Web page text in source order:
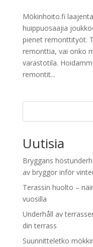
Mökinhoito.fi
huippuosaajia
pienet remonttityöt.
remonttia, vai onko
varastotila.
remontit...
Uutisia
Bryggans
av bryggor inför
Terassin huolto –
vuosilla
Underhåll av
din terrass
Suunnitteletko